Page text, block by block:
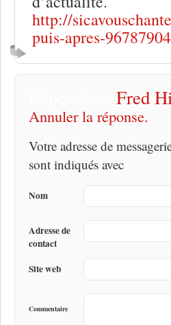
http://
puis-apres-
Fred
Annuler la réponse.
Votre adresse de
sont indiqués avec
Nom
Adresse de
contact
Site web
Commentaire